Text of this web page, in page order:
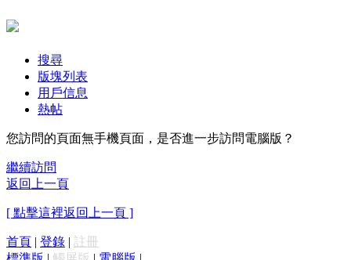
搜尋
版塊列表
用戶信息
熱帖
您訪問的頁面無手機頁面，是否進一步訪問電腦版？
繼續訪問
返回上一頁
[ 點擊這裡返回上一頁 ]
首頁 | 登錄 | 註冊